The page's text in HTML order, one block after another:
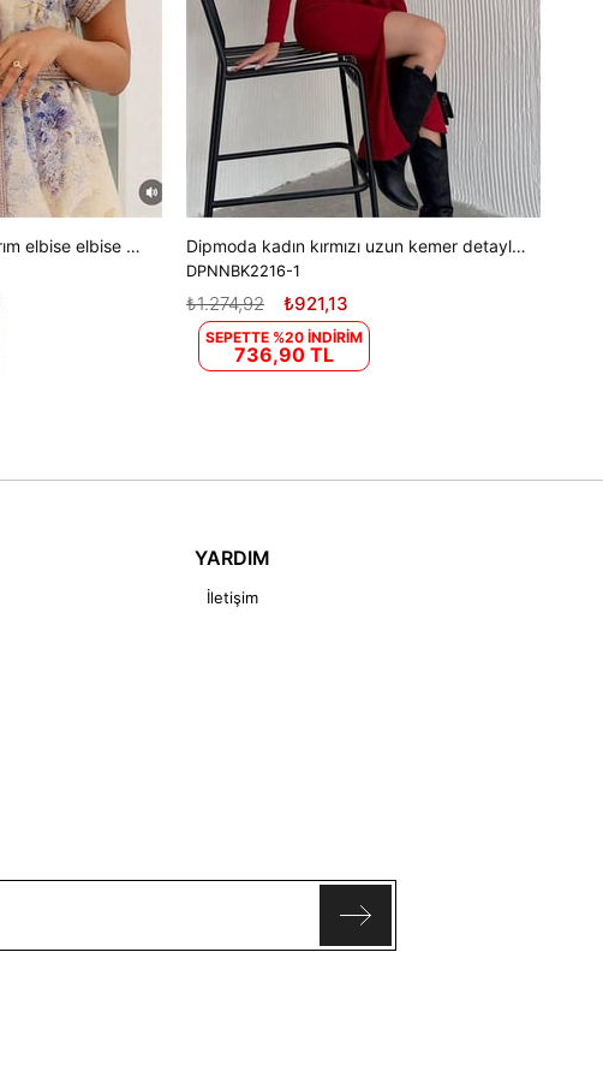
Kadın gömlek yaka tasarım elbise elbise DPEMP2754 Dipmoda kadın kırmızı uzun kemer detaylı elbise DPK2216
DPNNBK2216-1
₺921,13
₺1.274,92
SEPETTE %20 İNDİRİM
736,90 TL
YARDIM
İletişim